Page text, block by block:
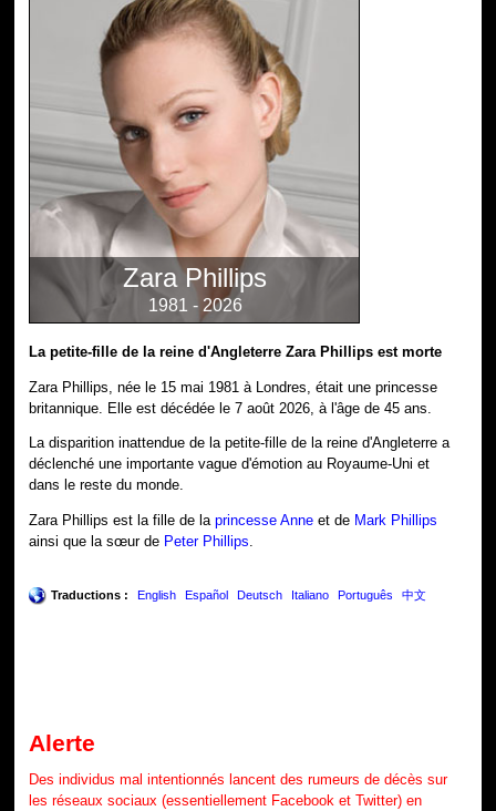
Zara Phillips
1981 - 2026
La petite-fille de la reine d'Angleterre Zara Phillips est morte
Zara Phillips, née le 15 mai 1981 à Londres, était une princesse
britannique. Elle est décédée le 7 août 2026, à l'âge de 45 ans.
La disparition inattendue de la petite-fille de la reine d'Angleterre a
déclenché une importante vague d'émotion au Royaume-Uni et
dans le reste du monde.
Zara Phillips est la fille de laprincesse Anne et de Mark Phillips
ainsi que la sœur de Peter Phillips.
Traductions : English Español Deutsch Italiano Português 中文
Alerte
Des individus mal intentionnés lancent des rumeurs de décès sur
les réseaux sociaux (essentiellement Facebook et Twitter) en